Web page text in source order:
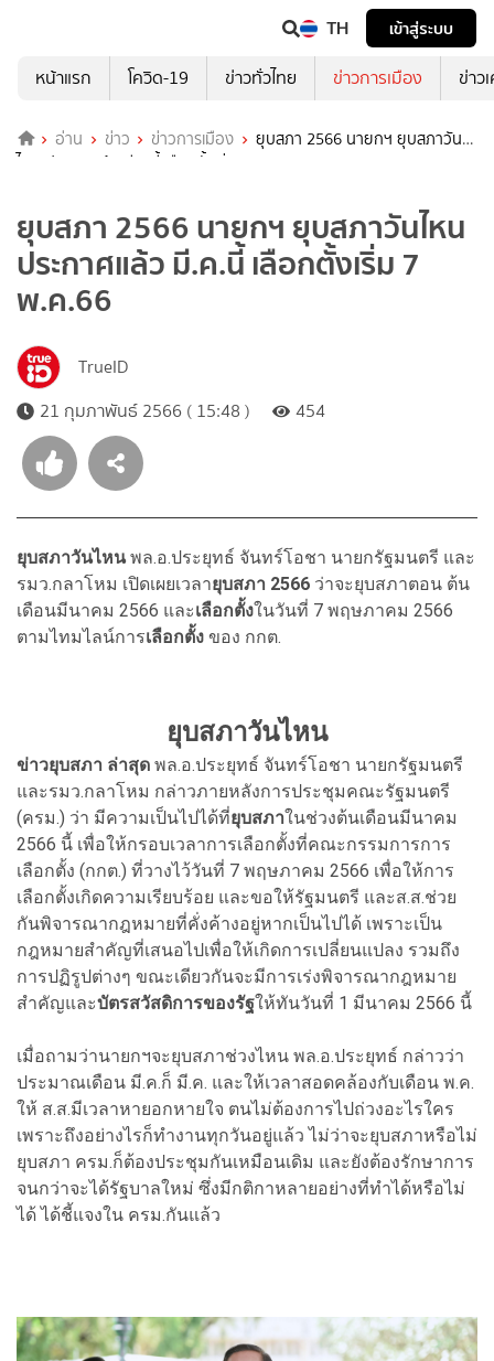
TH
เข้าสู่ระบบ
หน้าแรก
โควิด-19 ข่าวทั่วไทย ข่าวการเมือง ข่าว
อ่าน ข่าว ข่าวการเมือง
ยุบสภา 2566 นายกฯ ยุบสภาวัน
ไหน ประกาศแล้ว มี.ค.นี้ เลือกตั้งเริ่ม 7 พ.ค.66
ยุบสภา 2566 นายกฯ ยุบสภาวันไหน
ประกาศแล้ว มี.ค.นี้ เลือกตั้งเริ่ม 7
พ.ค.66
TrueID
21 กุมภาพันธ์ 2566 ( 15:48 )
454
ยุบสภาวันไหนพล.อ.ประยุทธ์ จันทร์โอชา นายกรัฐมนตรี และ
รมว.กลาโหม เปิดเผยเวลายุบสภา 2566 ว่าจะยุบสภาตอน ต้น
เดือนมีนาคม 2566 และเลือกตั้งในวันที่ 7 พฤษภาคม 2566
ตามไทมไลน์การเลือกตั้ง ของ กกต.
ยุบสภาวันไหน
ข่าวยุบสภา ล่าสุด พล.อ.ประยุทธ์ จันทร์โอชา นายกรัฐมนตรี
และรมว.กลาโหม กล่าวภายหลังการประชุมคณะรัฐมนตรี
(ครม.) ว่า มีความเป็นไปได้ที่ยุบสภาในช่วงต้นเดือนมีนาคม
2566 นี้ เพื่อให้กรอบเวลาการเลือกตั้งที่คณะกรรมการการ
เลือกตั้ง (กกต.) ที่วางไว้วันที่ 7 พฤษภาคม 2566 เพื่อให้การ
เลือกตั้งเกิดความเรียบร้อย และขอให้รัฐมนตรี และส.ส.ช่วย
กันพิจารณากฎหมายที่คั่งค้างอยู่หากเป็นไปได้ เพราะเป็น
กฎหมายสำคัญที่เสนอไปเพื่อให้เกิดการเปลี่ยนแปลง รวมถึง
การปฏิรูปต่างๆ ขณะเดียวกันจะมีการเร่งพิจารณากฎหมาย
สำคัญและบัตรสวัสดิการของรัฐให้ทันวันที่ 1 มีนาคม 2566 นี้
เมื่อถามว่านายกฯจะยุบสภาช่วงไหน พล.อ.ประยุทธ์ กล่าวว่า
ประมาณเดือน มี.ค.ก็ มี.ค. และให้เวลาสอดคล้องกับเดือน พ.ค.
ให้ ส.ส.มีเวลาหายอกหายใจ ตนไม่ต้องการไปถ่วงอะไรใคร
เพราะถึงอย่างไรก็ทำงานทุกวันอยู่แล้ว ไม่ว่าจะยุบสภาหรือไม่
ยุบสภา ครม.ก็ต้องประชุมกันเหมือนเดิม และยังต้องรักษาการ
จนกว่าจะได้รัฐบาลใหม่ ซึ่งมีกติกาหลายอย่างที่ทำได้หรือไม่
ได้ ได้ชี้แจงใน ครม.กันแล้ว